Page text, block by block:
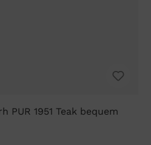
PUR 1951 Teak bequem